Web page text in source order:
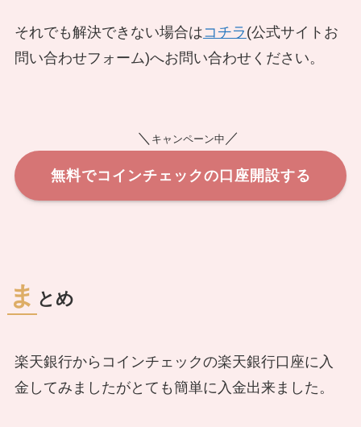
それでも解決できない場合はコチラ (公式サイトお
問い合わせフォーム)へお問い合わせください。
＼ キャンペーン中 ／
無料でコインチェックの口座開設する
ま とめ
楽天銀行からコインチェックの楽天銀行口座に入
金してみましたがとても簡単に入金出来ました。